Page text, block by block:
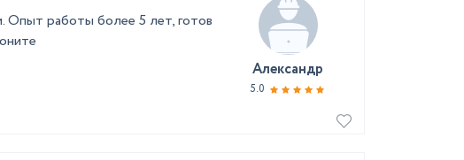
Опыт работы более 5 лет, готов
Александр
5.0